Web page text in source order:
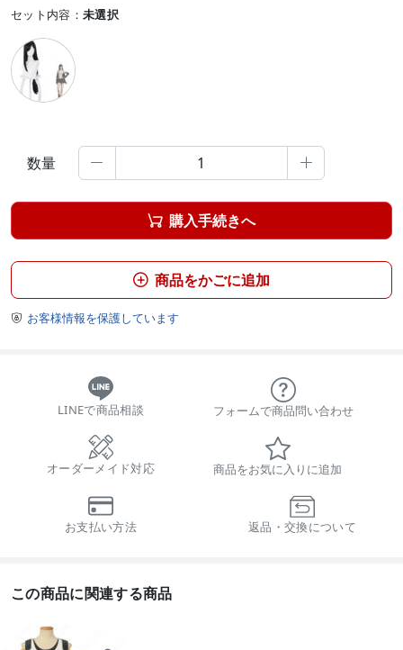
セット内容： 未選択
数量  
 購入手続きへ
 商品をかごに追加
 お客様情報を保護しています
LINEで商品相談 フォームで商品問い合わせ
オーダーメイド対応 商品をお気に入りに追加
お支払い方法 返品・交換について
この商品に関連する商品